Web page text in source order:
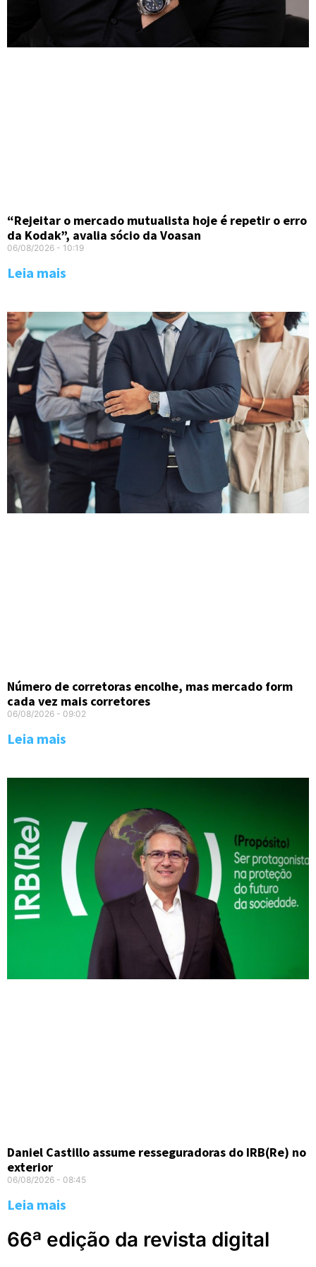
“Rejeitar o mercado mutualista hoje é repetir o erro
da Kodak”, avalia sócio da Voasan
06/08/2026 10:19
Leia mais
Número de corretoras encolhe, mas mercado form
cada vez mais corretores
06/08/2026 09:02
Leia mais
Daniel Castillo assume resseguradoras do IRB(Re) no
exterior
06/08/2026 08:45
Leia mais
66ª edição da revista digital